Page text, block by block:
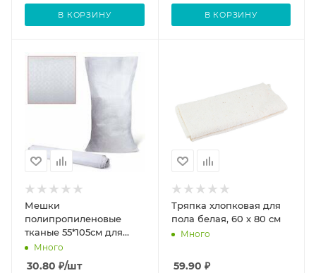
В КОРЗИНУ В КОРЗИНУ
Мешки
полипропиленовые
тканые 55*105см для
уборки строительного
мусора, белые
Много
30.80 ₽/шт
Тряпка хлопковая для
пола белая, 60 х 80 см
Много
59.90 ₽